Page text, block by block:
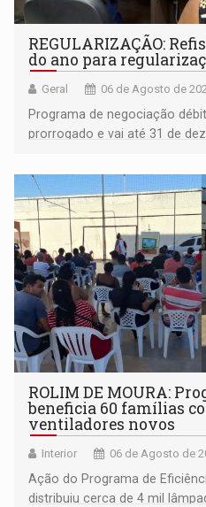
REGULARIZAÇÃO:
do ano para
Geral 06 de Agosto de
Programa de negociação
prorrogado e vai até 31 de
ROLIM DE MOURA:
beneficia 60 famílias
ventiladores novos
Interior 06 de Agosto de
Ação do Programa de
distribuiu cerca de 4 mil